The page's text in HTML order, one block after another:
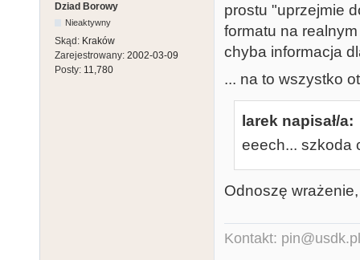
Dziad Borowy
Nieaktywny
Skąd: Kraków
Zarejestrowany: 2002-03-09
Posty: 11,780
prostu "uprzejmie
formatu na
chyba informacja
... na to wszystko
larek napisał/a:
eeech... szkoda
Odnoszę
Kontakt: pin@usdk.pl